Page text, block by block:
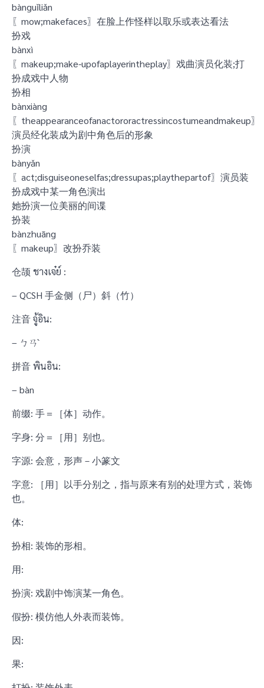
bànguǐliǎn
〖mow;makefaces〗在脸上作怪样以取乐或表达看法
扮戏
bànxì
〖makeup;make-upofaplayerintheplay〗戏曲演员化装;打
扮成戏中人物
扮相
bànxiàng
〖theappearanceofanactororactressincostumeandmakeup〗
演员经化装成为剧中角色后的形象
扮演
bànyǎn
〖act;disguiseoneselfas;dressupas;playthepartof〗演员装
扮成戏中某一角色演出
她扮演一位美丽的间谍
扮装
bànzhuāng
〖makeup〗改扮乔装
仓颉 ชางเจ๋ย์ :
– QCSH 手金侧（尸）斜（竹）
注音 จู้อิน:
– ㄅㄢˋ
拼音 พินอิน:
– bàn
前缀: 手＝［体］动作。
字身: 分＝［用］别也。
字源: 会意，形声－小篆文
字意: ［用］以手分别之，指与原来有别的处理方式，装饰
也。
体:
扮相: 装饰的形相。
用:
扮演: 戏剧中饰演某一角色。
假扮: 模仿他人外表而装饰。
因:
果: